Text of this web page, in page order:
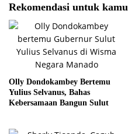
Rekomendasi untuk kamu
Olly Dondokambey Bertemu
Yulius Selvanus, Bahas
Kebersamaan Bangun Sulut